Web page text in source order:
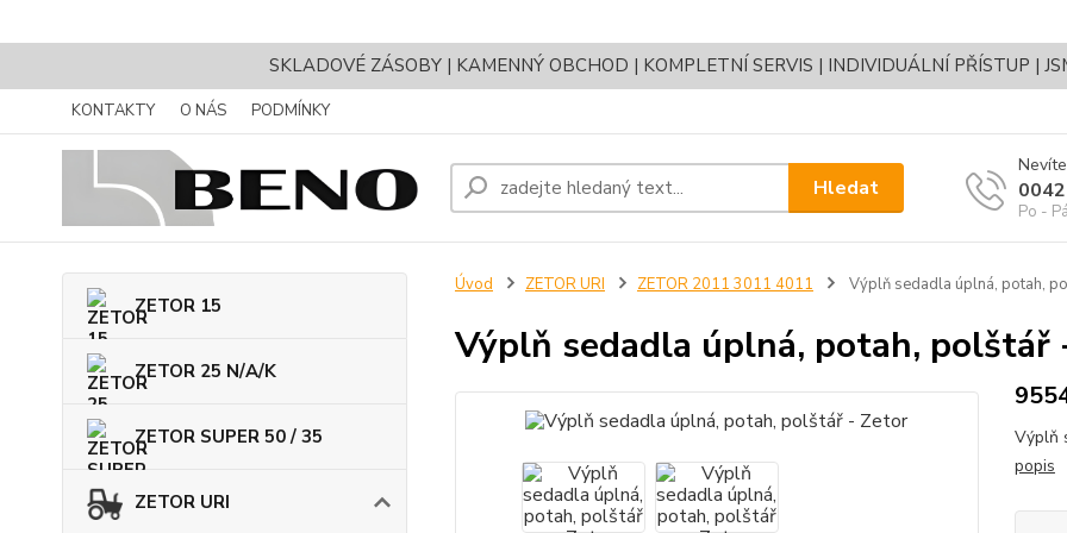
SKLADOVÉ ZÁSOBY | KAMENNÝ OBCHOD | KOMPLETNÍ SERVIS | INDIVIDUÁLNÍ PŘÍSTUP |
KONTAKTY O NÁS PODMÍNKY
Hledat
Po -
ZETOR 15
ZETOR 25 N/A/K
ZETOR SUPER 50 / 35
ZETOR URI
Úvod ZETOR URI ZETOR 2011 3011 4011 Výplň sedadla úplná, potah,
Výplň sedadla úplná, potah, polštář
Výplň
popis